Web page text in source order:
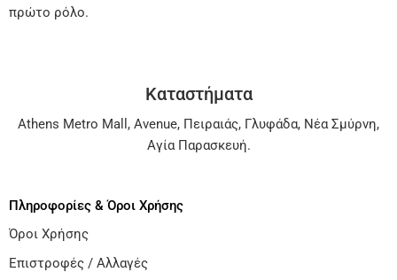
πρώτο ρόλο.
Καταστήματα
Athens Metro Mall , Avenue, Πειραιάς, Γλυφάδα, Νέα Σμύρνη,
Αγία Παρασκευή.
Πληροφορίες & Όροι Χρήσης
Όροι Χρήσης
Επιστροφές / Αλλαγές